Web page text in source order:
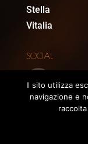
Stella
Vitalia
SOCIAL
Il sito utilizza
navigazione e